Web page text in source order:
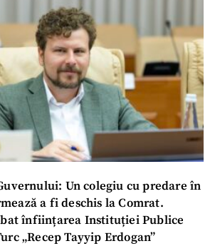
SUSȚINE
Un colegiu cu predare în
a fi deschis la Comrat.
înființarea Instituției Publice
„Recep Tayyip Erdogan”